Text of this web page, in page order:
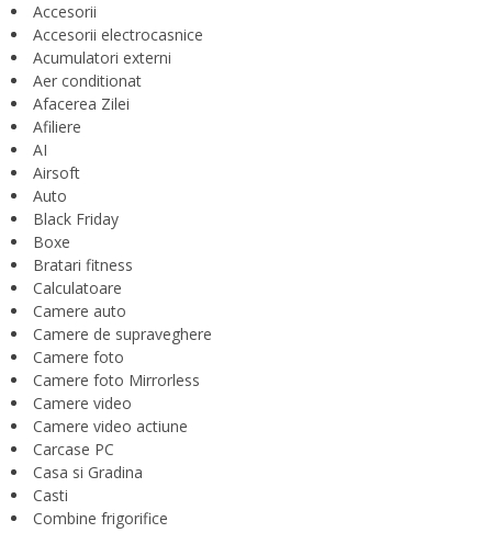
Accesorii
Accesorii electrocasnice
Acumulatori externi
Aer conditionat
Afacerea Zilei
Afiliere
AI
Airsoft
Auto
Black Friday
Boxe
Bratari fitness
Calculatoare
Camere auto
Camere de supraveghere
Camere foto
Camere foto Mirrorless
Camere video
Camere video actiune
Carcase PC
Casa si Gradina
Casti
Combine frigorifice